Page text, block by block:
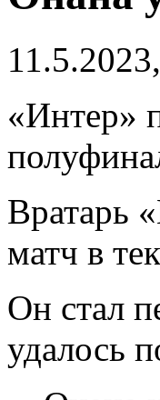
«Интер»
Вратарь
матч в
Он стал
удалось